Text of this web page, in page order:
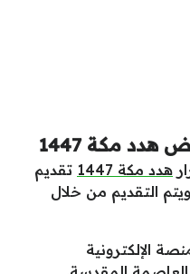
هدد مكة 1447
هدد مكة 1447
تقديم
التقديم من خلال
الإلكترونية